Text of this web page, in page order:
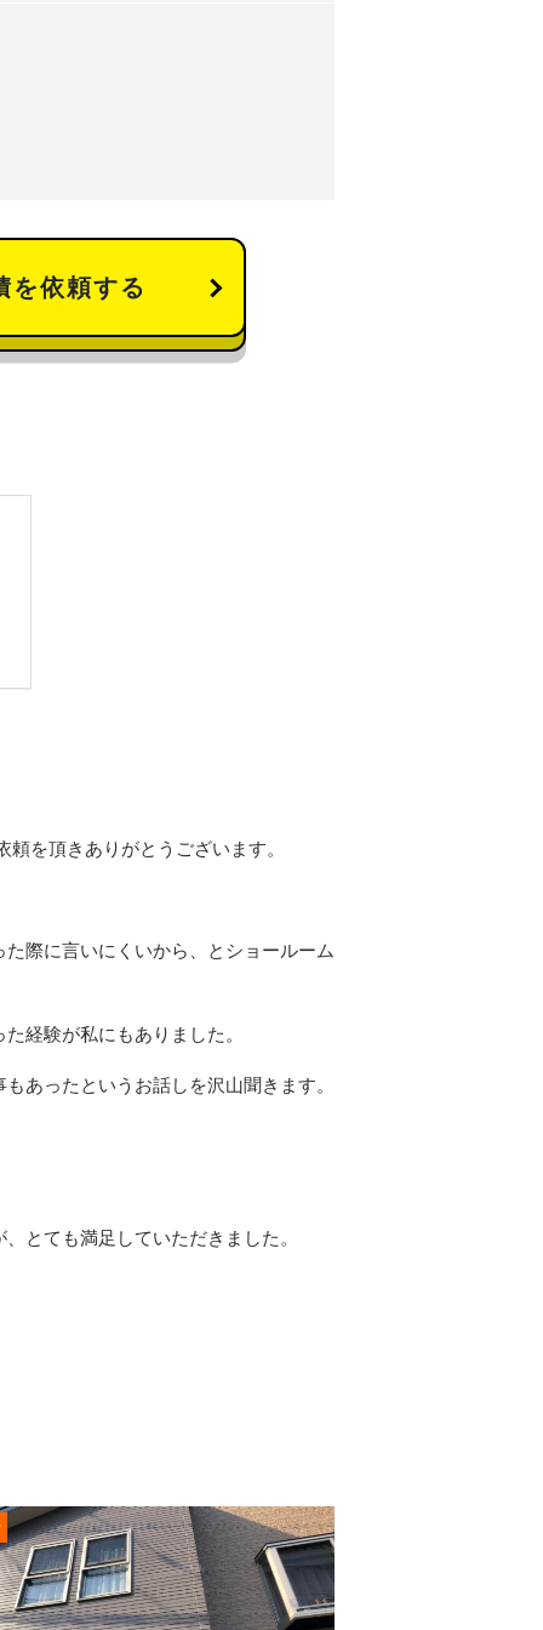
を依頼する
を頂きありがとうございます。
際に言いにくいから、とショールーム
経験が私にもありました。
あったというお話しを沢山聞きます。
とても満足していただきました。